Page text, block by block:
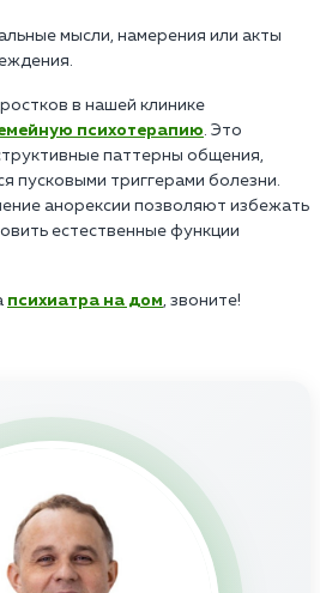
мысли, намерения или акты
в нашей клинике
психотерапию. Это
паттерны общения,
пусковыми триггерами болезни.
анорексии позволяют избежать
естественные функции
психиатра на дом, звоните!